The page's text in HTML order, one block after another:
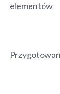
elementów